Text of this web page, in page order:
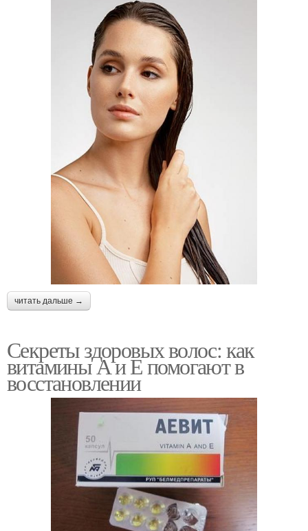
читать дальше →
Секреты здоровых волос: как
витамины А и Е помогают в
восстановлении